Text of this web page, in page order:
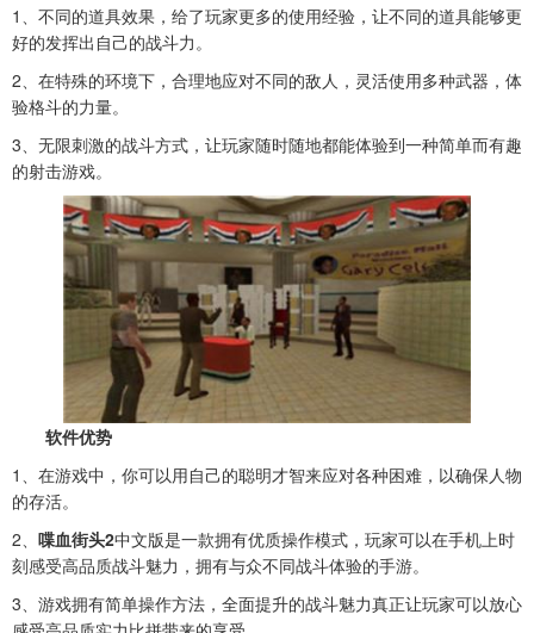
1、 不同的道具效果，给了玩家更多的使用经验，让不同的道具能够更
好的发挥出自己的战斗力。
2、在特殊的环境下，合理地应对不同的敌人，灵活使用多种武器，体
验格斗的力量。
3、无限刺激的战斗方式，让玩家随时随地都能体验到一种简单而有趣
的射击游戏。
软件优势
1、 在游戏中，你可以用自己的聪明才智来应对各种困难，以确保人物
的存活。
2、 喋血街头2中文版是一款拥有优质操作模式，玩家可以在手机上时
刻感受高品质战斗魅力，拥有与众不同战斗体验的手游。
3、游戏拥有简单操作方法，全面提升的战斗魅力真正让玩家可以放心